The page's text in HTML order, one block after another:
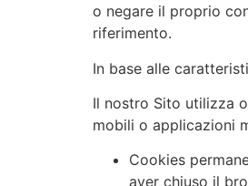
o negare il proprio
riferimento.
In base alle
Il nostro Sito utilizza
mobili o applicazioni
Cookies
aver chiuso il